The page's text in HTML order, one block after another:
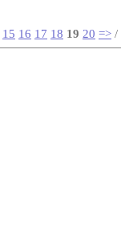
15 16 17 18 19 20 => /